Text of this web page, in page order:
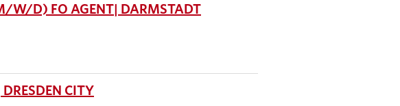
W/D) FO AGENT| DARMSTADT
CITY